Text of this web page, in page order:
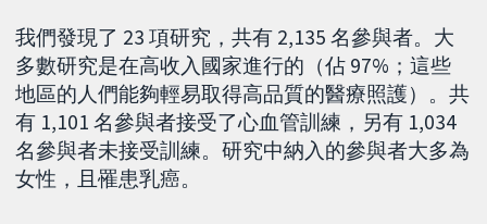
我們發現了 23 項研究，共有 2,135 名參與者。大
多數研究是在高收入國家進行的（佔 97%；這些
地區的人們能夠輕易取得高品質的醫療照護）。共
有 1,101 名參與者接受了心血管訓練，另有 1,034
名參與者未接受訓練。研究中納入的參與者大多為
女性，且罹患乳癌。